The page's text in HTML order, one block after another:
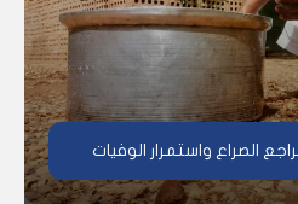
الصراع واستمرار الوفيات